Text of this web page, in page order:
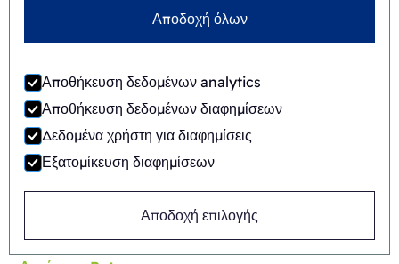
Αποδοχή όλων
Αποθήκευση δεδομένων analytics
Αποθήκευση δεδομένων διαφημίσεων
Δεδομένα χρήστη για διαφημίσεις
Εξατομίκευση διαφημίσεων
Αποδοχή επιλογής
FAB8-1418-APB